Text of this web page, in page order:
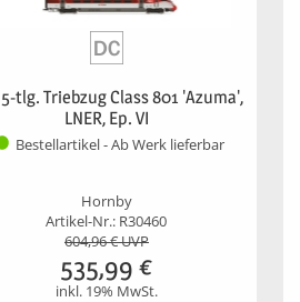
tlg. Triebzug Class 801 'Azuma',
LNER, Ep. VI
Bestellartikel - Ab Werk lieferbar
Hornby
Artikel-Nr.: R30460
604,96€ UVP
535,99 €
inkl. 19% MwSt.